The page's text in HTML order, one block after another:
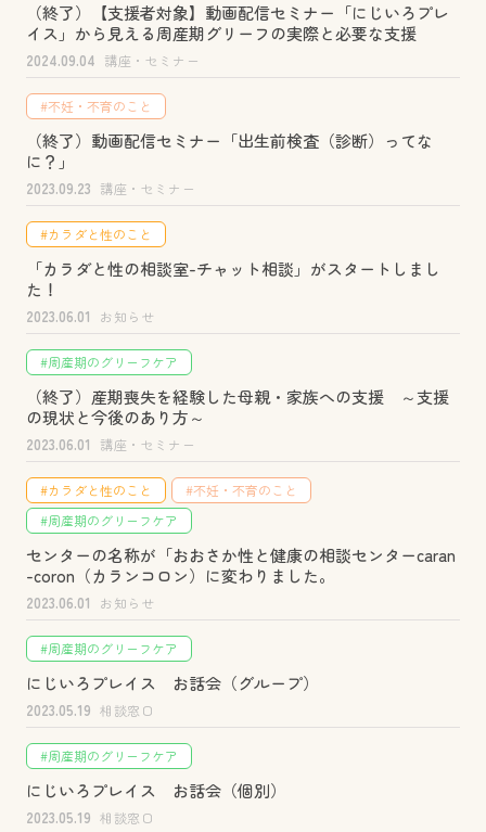
（終了）【支援者対象】動画配信セミナー「にじいろプレ
イス」から見える周産期グリーフの実際と必要な支援
2024.09.04 講座・セミナー
#不妊・不育のこと
（終了）動画配信セミナー「出生前検査（診断）ってな
に？」
2023.09.23 講座・セミナー
#カラダと性のこと
「カラダと性の相談室-チャット相談」がスタートしまし
た！
2023.06.01 お知らせ
#周産期のグリーフケア
（終了）産期喪失を経験した母親・家族への支援 ～支援
の現状と今後のあり方～
2023.06.01 講座・セミナー
#カラダと性のこと
#不妊・不育のこと
#周産期のグリーフケア
センターの名称が「おおさか性と健康の相談センターcaran
-coron（カランコロン）に変わりました。
2023.06.01 お知らせ
#周産期のグリーフケア
にじいろプレイス お話会（グループ）
2023.05.19 相談窓口
#周産期のグリーフケア
にじいろプレイス お話会（個別）
2023.05.19 相談窓口